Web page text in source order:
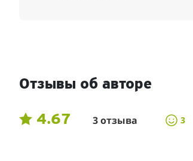
Отзывы об авторе
4.67 3 отзыва 3